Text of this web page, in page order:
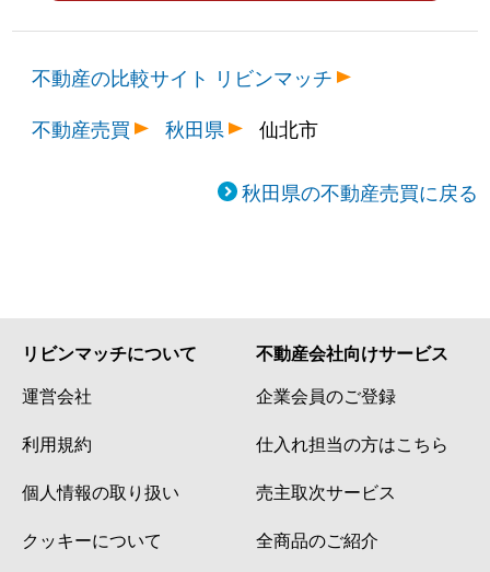
不動産の比較サイト リビンマッチ
不動産売買
秋田県 仙北市
秋田県の不動産売買に戻る
リビンマッチについて
運営会社
利用規約
個人情報の取り扱い
クッキーについて
不動産会社向けサービス
企業会員のご登録
仕入れ担当の方はこちら
売主取次サービス
全商品のご紹介